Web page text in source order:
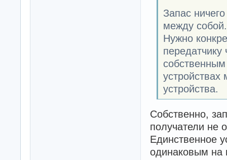
Запас
между
Нужно
передатчику
устройствах
устройства.
Собственно,
получатели не
Единственное
одинаковым на